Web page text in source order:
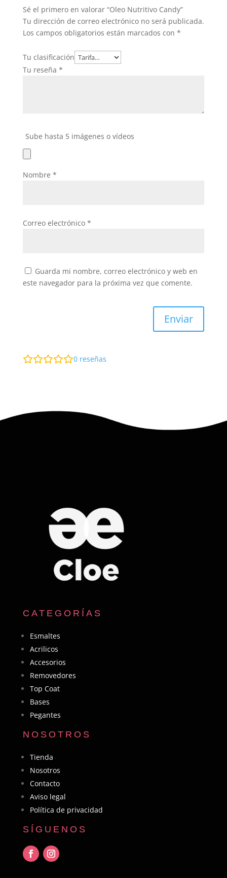
Sé el primero en valorar “Oleo Nutritivo Candy”
Tu dirección de correo electrónico no será publicada.
Los campos obligatorios están marcados con *
Tu clasificación
Tu reseña *
Sube hasta 5 imágenes o vídeos
Nombre *
Correo electrónico *
Guarda mi nombre, correo electrónico y web en
este navegador para la próxima vez que comente.
Enviar
0reseñas
CATEGORÍAS
Esmaltes
Acrilicos
Accesorios
Removedores
Top Coat
Bases
Pegantes
NOSOTROS
Tienda
Nosotros
Contacto
Aviso legal
Política de privacidad
SÍGUENOS